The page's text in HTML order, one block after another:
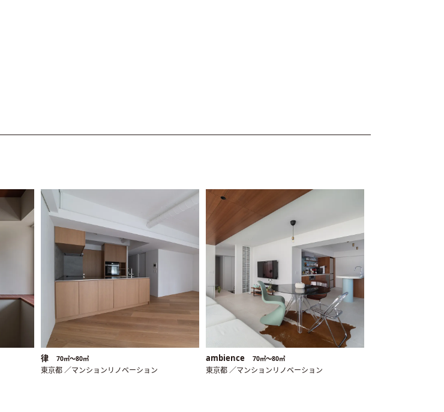
律 70㎡〜80㎡
東京都 ／マンションリノベーション
ambience 70㎡〜80㎡
東京都 ／マンションリノベーション